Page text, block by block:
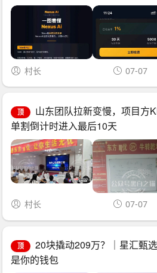
村长 07-07
顶
山东团队拉新变慢，项目方
单割倒计时进入最后10天
村长 07-07
顶
20块撬动209万？｜星汇甄
是你的钱包